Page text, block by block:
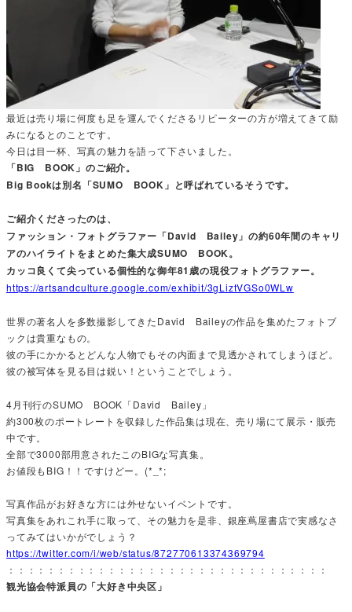
最近は売り場に何度も足を運んでくださるリピーターの方が増えてきて励
みになるとのことです。
今日は目一杯、写真の魅力を語って下さいました。
「BIG BOOK」のご紹介。
Big Bookは別名「SUMO BOOK」と呼ばれているそうです。
ご紹介くださったのは、
ファッション・フォトグラファー「David Bailey」の約60年間のキャリ
アのハイライトをまとめた集大成SUMO BOOK。
カッコ良くて尖っている個性的な御年81歳の現役フォトグラファー。
https://artsandculture.google.com/exhibit/3gLiztVGSo0WLw
世界の著名人を多数撮影してきたDavid Baileyの作品を集めたフォトブ
ックは貴重なもの。
彼の手にかかるとどんな人物でもその内面まで見透かされてしまうほど。
彼の被写体を見る目は鋭い！ということでしょう。
4月刊行のSUMO BOOK「David Bailey」
約300枚のポートレートを収録した作品集は現在、売り場にて展示・販売
中です。
全部で3000部用意されたこのBIGな写真集。
お値段もBIG！！ですけどー。(*_*;
写真作品がお好きな方には外せないイベントです。
写真集をあれこれ手に取って、その魅力を是非、銀座蔦屋書店で実感なさ
ってみてはいかがでしょう？
https://twitter.com/i/web/status/872770613374369794
：：：：：：：：：：：：：：：：：：：：：：：：：：：：：：：：
観光協会特派員の「大好き中央区」